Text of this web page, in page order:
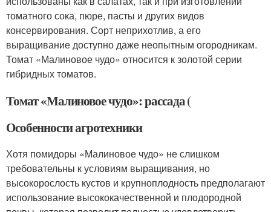
томатного сока, пюре, пасты и других видов
консервирования. Сорт неприхотлив, а его
выращивание доступно даже неопытным огородникам.
Томат «Малиновое чудо» относится к золотой серии
гибридных томатов.
Томат «Малиновое чудо»: рассада (
Особенности агротехники
Хотя помидоры «Малиновое чудо» не слишком
требовательны к условиям выращивания, но
высокорослость кустов и крупноплодность предполагают
использование высококачественной и плодородной